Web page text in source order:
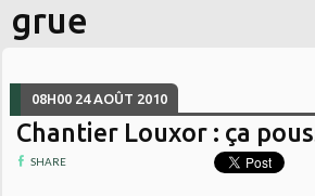
grue
08H00 24 AOÛT 2010
Chantier Louxor : ça
SHARE